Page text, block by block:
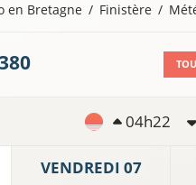
en Bretagne Finistère
04h22
VENDREDI 07